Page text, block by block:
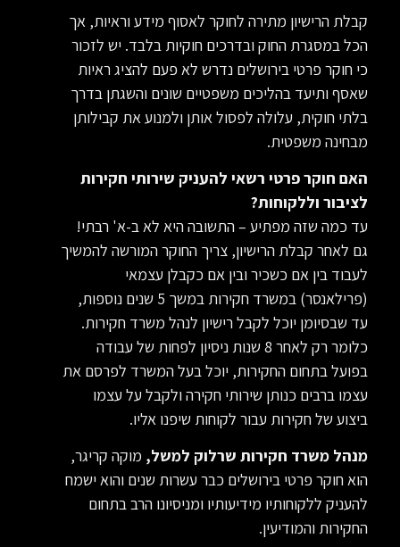
קבלת הרישיון מתירה לחוקר לאסוף מידע וראיות, אך
הכל במסגרת החוק ובדרכים חוקיות בלבד. יש לזכור
כי חוקר פרטי בירושלים נדרש לא פעם להציג ראיות
שאסף ותיעד בהליכים משפטיים שונים והשגתן בדרך
בלתי חוקית, עלולה לפסול אותן ולמנוע את קבילותן
מבחינה משפטית.
האם חוקר פרטי רשאי להעניק שירותי חקירות
לציבור וללקוחות?
עד כמה שזה מפתיע – התשובה היא לא ב-א' רבתי!
גם לאחר קבלת הרישיון, צריך החוקר המורשה להמשיך
לעבוד בין אם כשכיר ובין אם כקבלן עצמאי
(פרילאנסר) במשרד חקירות במשך 5 שנים נוספות,
עד שבסיומן יוכל לקבל רישיון לנהל משרד חקירות.
כלומר רק לאחר 8 שנות ניסיון לפחות של עבודה
בפועל בתחום החקירות, יוכל בעל המשרד לפרסם את
עצמו ברבים כנותן שירותי חקירה ולקבל על עצמו
ביצוע של חקירות עבור לקוחות שיפנו אליו.
מנהל משרד חקירות שרלוק למשל, מוקה קריגר,
הוא חוקר פרטי בירושלים כבר עשרות שנים והוא ישמח
להעניק ללקוחותיו מידיעותיו ומניסיונו הרב בתחום
החקירות והמודיעין.